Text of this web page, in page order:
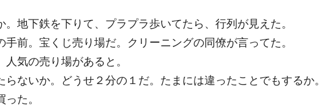
。地下鉄を下りて、プラプラ歩いてたら、行列が見えた。
手前。宝くじ売り場だ。クリーニングの同僚が言ってた。
人気の売り場があると。
らないか。どうせ２分の１だ。たまには違ったことでもするか。
た。